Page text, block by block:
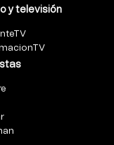
y televisión